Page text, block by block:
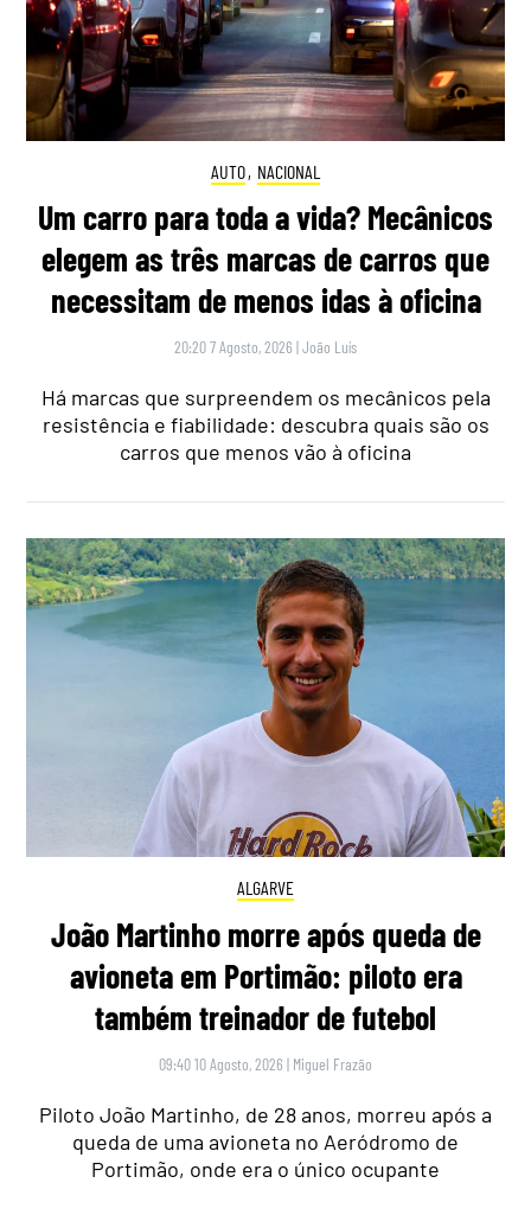
AUTO, NACIONAL
Um carro para toda a vida? Mecânicos
elegem as três marcas de carros que
necessitam de menos idas à oficina
20:20 7 Agosto, 2026 |João Luís
Há marcas que surpreendem os mecânicos pela
resistência e fiabilidade: descubra quais são os
carros que menos vão à oficina
ALGARVE
João Martinho morre após queda de
avioneta em Portimão: piloto era
também treinador de futebol
09:40 10 Agosto, 2026 | Miguel Frazão
Piloto João Martinho, de 28 anos, morreu após a
queda de uma avioneta no Aeródromo de
Portimão, onde era o único ocupante